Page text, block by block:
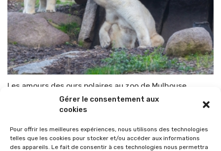
Gérer le consentement aux
cookies
Pour offrir les meilleures expériences, nous utilisons des technologies
telles que les cookies pour stocker et/ou accéder aux informations
des appareils. Le fait de consentir à ces technologies nous permettra
Les amours des ours polaires au zoo de Mulhouse
TOP-PARENTS 18 octobre 2015